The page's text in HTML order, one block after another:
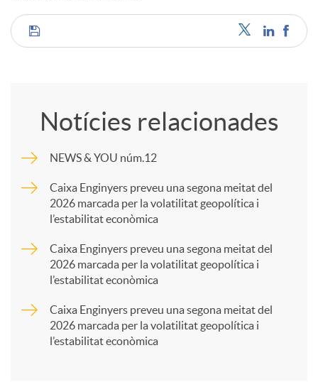
C
m
p
Notícies relacionades
NEWS & YOU núm.12
Caixa Enginyers preveu una segona meitat del
2026 marcada per la volatilitat geopolítica i
l’estabilitat econòmica
Caixa Enginyers preveu una segona meitat del
2026 marcada per la volatilitat geopolítica i
l’estabilitat econòmica
Caixa Enginyers preveu una segona meitat del
2026 marcada per la volatilitat geopolítica i
l’estabilitat econòmica